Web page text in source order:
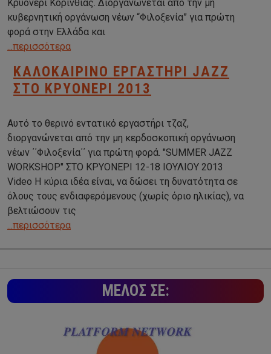
Κρυονέρι Κορινθίας. Διοργανώνεται από την μη
κυβερνητική οργάνωση νέων “Φιλοξενία” για πρώτη
φορά στην Ελλάδα και
...περισσότερα
ΚΑΛΟΚΑΙΡΙΝΟ ΕΡΓΑΣΤΗΡΙ JAZZ
ΣΤΟ ΚΡΥΟΝΕΡΙ 2013
Αυτό το θερινό εντατικό εργαστήρι τζαζ,
διοργανώνεται από την μη κερδοσκοπική οργάνωση
νέων ΄΄Φιλοξενία΄΄ για πρώτη φορά. "SUMMER JAZZ
WORKSHOP" ΣΤΟ ΚΡΥΟΝΕΡΙ 12-18 ΙΟΥΛΙΟΥ 2013
Video Η κύρια ιδέα είναι, να δώσει τη δυνατότητα σε
όλους τους ενδιαφερόμενους (χωρίς όριο ηλικίας), να
βελτιώσουν τις
...περισσότερα
ΜΈΛΟΣ ΣΕ: